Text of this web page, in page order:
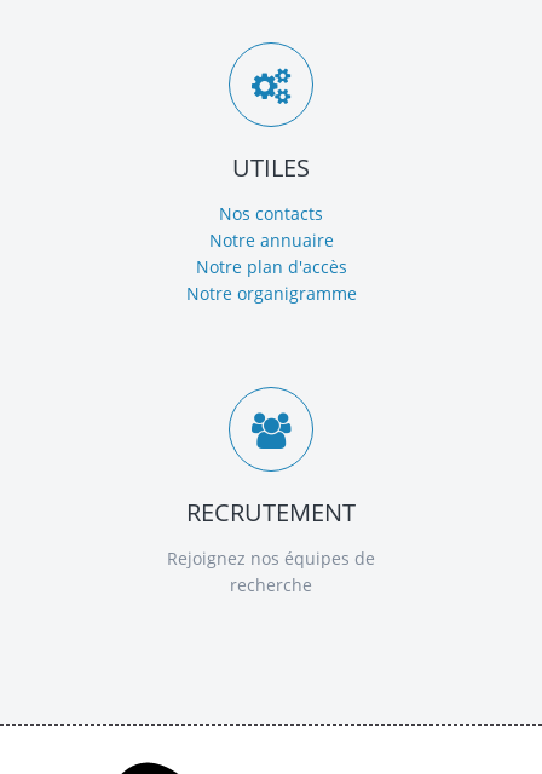
UTILES
Nos contacts
Notre annuaire
Notre plan d'accès
Notre organigramme
RECRUTEMENT
Rejoignez nos équipes de
recherche